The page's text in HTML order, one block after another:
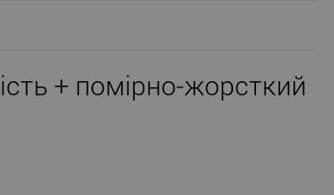
+ помірно-жорсткий